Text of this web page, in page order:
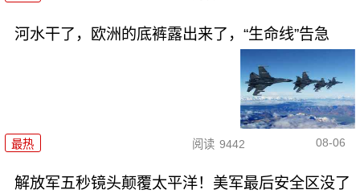
河水干了，欧洲的底裤露出来了，“生命线”告急
最热 阅读 9442 08-06
解放军五秒镜头颠覆太平洋！美军最后安全区没了